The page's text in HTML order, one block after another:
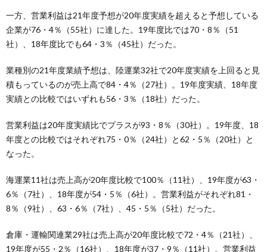
一方、営業利益は21年度予想が20年度実績を超えると予想している
企業が76・4％（55社）に達した。19年度比では70・8％（51
社）、18年度比でも64・3％（45社）だった。
業種別の21年度業績予想は、陸運業32社で20年度実績を上回ると見
積もっているのが売上高で84・4％（27社）。19年度実績、18年度
実績との比較ではいずれも56・3％（18社）だった。
営業利益は20年度実績比でプラスが93・8％（30社）。19年度、18
年度との比較ではそれぞれ75・0％（24社）と62・5％（20社）と
なった。
海運業11社は売上高が20年度比較で100％（11社）、19年度が63・
6％（7社）、18年度が54・5％（6社）。営業利益がそれぞれ81・
8％（9社）、63・6％（7社）、45・5％（5社）だった。
倉庫・運輸関連業29社は売上高が20年度比較で72・4％（21社）、
19年度が55・2％（16社）、18年度が37・9％（11社）。営業利益